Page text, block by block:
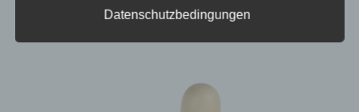
den Einsatz von Cookies kann den Nutzern dieser
Internetseite nutzerfreundlichere Services
bereitstellen, die ohne die Cookie-Setzung nicht
Internetseite im Sinne des Benutzers optimiert
werden. Cookies ermöglichen uns, wie bereits
Datenschutzbedingungen